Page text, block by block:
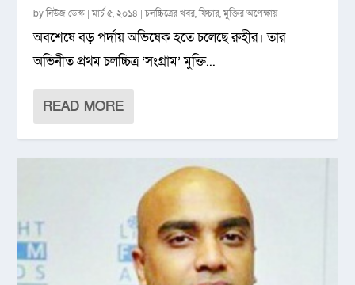
byনিউজ ডেস্ক |মার্চ ৫, ২০১৪ |চলচ্চিত্রের খবর,ফিচার,মুক্তির অপেক্ষায়
অবশেষে বড় পর্দায় অভিষেক হতে চলেছে রুহীর। তার
অভিনীত প্রথম চলচ্চিত্র ‘সংগ্রাম’ মুক্তি...
READ MORE